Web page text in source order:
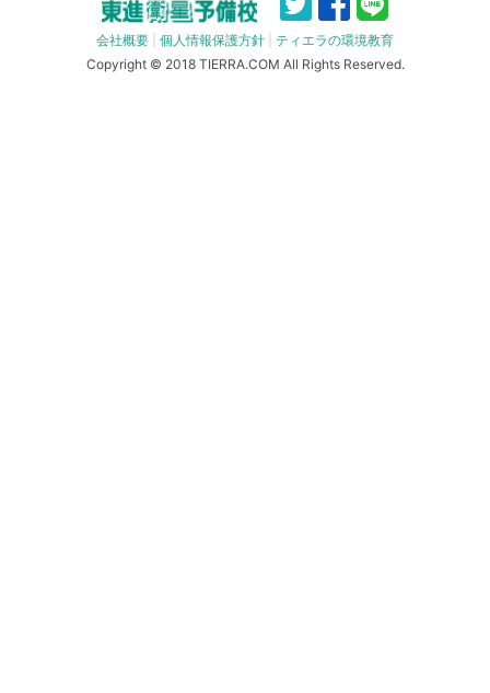
会社概要 個人情報保護方針
ティエラの環境教育
Copyright © 2018 TIERRA.COM All Rights Reserved.